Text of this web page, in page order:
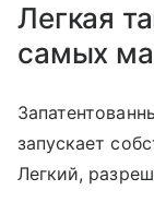
Легкая
самых
запускает
Легкий,